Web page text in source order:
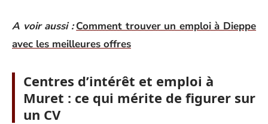
A voir aussi : Comment trouver un emploi à Dieppe
avec les meilleures offres
Centres d’intérêt et emploi à
Muret : ce qui mérite de figurer sur
un CV